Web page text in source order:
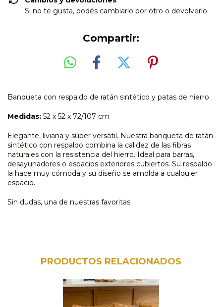
Si no te gusta, podés cambiarlo por otro o devolverlo.
Compartir:
Banqueta con respaldo de ratán sintético y patas de hierro
Medidas: 52 x 52 x 72/107 cm
Elegante, liviana y súper versátil. Nuestra banqueta de ratán
sintético con respaldo combina la calidez de las fibras
naturales con la resistencia del hierro. Ideal para barras,
desayunadores o espacios exteriores cubiertos. Su respaldo
la hace muy cómoda y su diseño se amolda a cualquier
espacio.
Sin dudas, una de nuestras favoritas.
PRODUCTOS RELACIONADOS